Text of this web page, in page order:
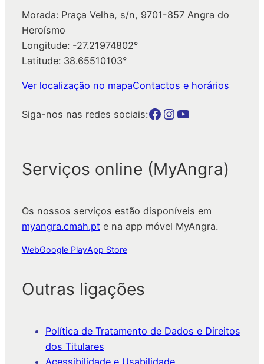
Morada: Praça Velha, s/n, 9701-857 Angra do
Heroísmo
Longitude: -27.21974802°
Latitude: 38.65510103°
Ver localização no mapaContactos e horários
Siga-nos nas redes sociais:Botão para a página da autarquia no Facebook Botão para a página da autarquia no Instagram Botão para a página da autarquia no Youtube
Serviços online (MyAngra)
Os nossos serviços estão disponíveis em
myangra.cmah.pt e na app móvel MyAngra.
WebGoogle PlayApp Store
Outras ligações
Política de Tratamento de Dados e Direitos
dos Titulares